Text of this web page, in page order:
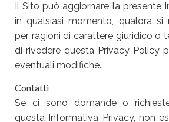
Il Sito può aggiornare la presente
in qualsiasi momento, qualora si
per ragioni di carattere giuridico o
di rivedere questa Privacy Policy
eventuali modifiche.
Contatti
Se ci sono domande o
questa Informativa Privacy, non